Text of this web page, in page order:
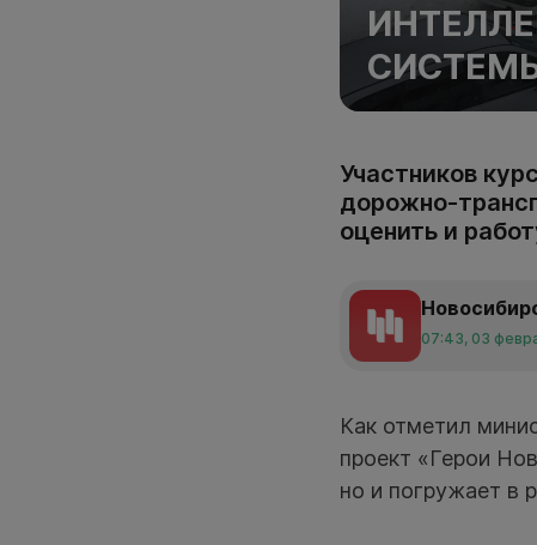
Участников
дорожно-
оценить и
07:43, 03
Как отметил
проект «Герои
но и погружает в